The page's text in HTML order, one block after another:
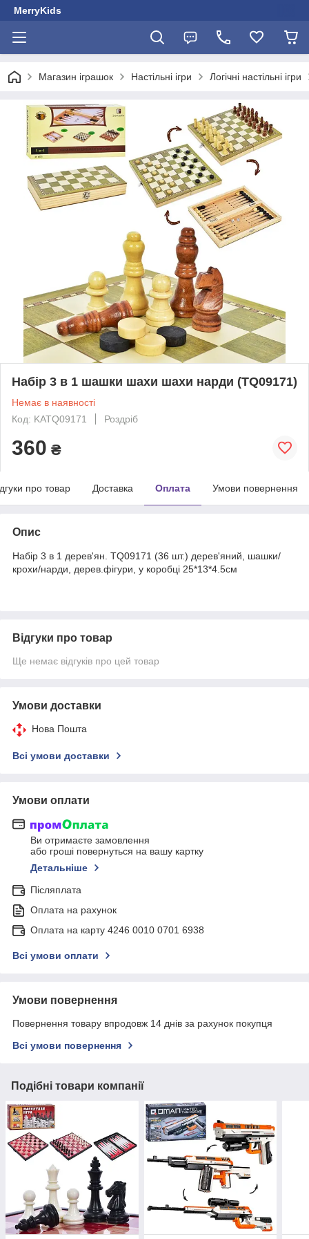
MerryKids
Магазин іграшок Настільні ігри Логічні настільні ігри
Набір 3 в 1 шашки шахи шахи нарди (TQ09171)
Немає в наявності
Код: KATQ09171
Роздріб
360 ₴
про товар Доставка Оплата Умови повернення
Опис
Набір 3 в 1 дерев'ян. TQ09171 (36 шт.) дерев'яний, шашки/
крохи/нарди, дерев.фігури, у коробці 25*13*4.5см
Відгуки про товар
Ще немає відгуків про цей товар
Умови доставки
Нова Пошта
Всі умови доставки
Умови оплати
Ви отримаєте замовлення
або гроші повернуться на вашу картку
Детальніше
Післяплата
Оплата на рахунок
Оплата на карту 4246 0010 0701 6938
Всі умови оплати
Умови повернення
Повернення товару впродовж 14 днів за рахунок покупця
Всі умови повернення
Подібні товари компанії